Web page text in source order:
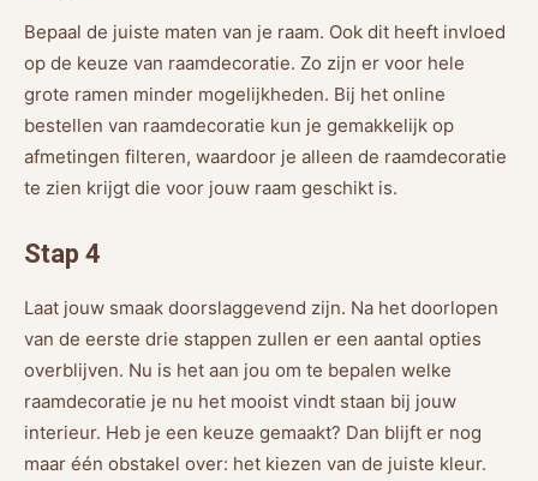
Bepaal de juiste maten van je raam. Ook dit heeft invloed
op de keuze van raamdecoratie. Zo zijn er voor hele
grote ramen minder mogelijkheden. Bij het online
bestellen van raamdecoratie kun je gemakkelijk op
afmetingen filteren, waardoor je alleen de raamdecoratie
te zien krijgt die voor jouw raam geschikt is.
Stap 4
Laat jouw smaak doorslaggevend zijn. Na het doorlopen
van de eerste drie stappen zullen er een aantal opties
overblijven. Nu is het aan jou om te bepalen welke
raamdecoratie je nu het mooist vindt staan bij jouw
interieur. Heb je een keuze gemaakt? Dan blijft er nog
maar één obstakel over: het kiezen van de juiste kleur.